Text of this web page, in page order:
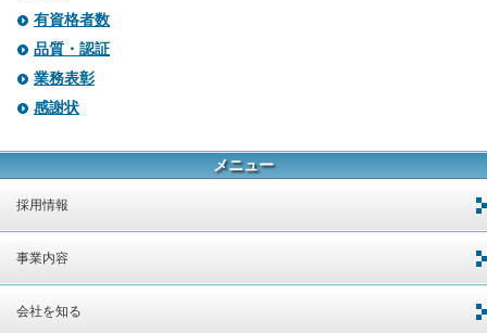
有資格者数
品質・認証
業務表彰
感謝状
メニュー
採用情報
事業内容
会社を知る